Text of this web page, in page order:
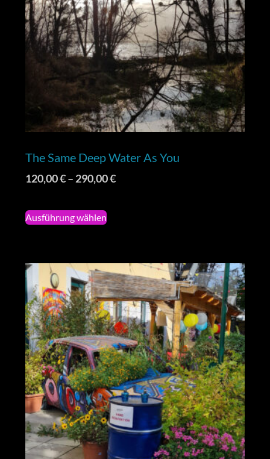
The Same Deep Water As You
120,00€–290,00€
Ausführung wählen